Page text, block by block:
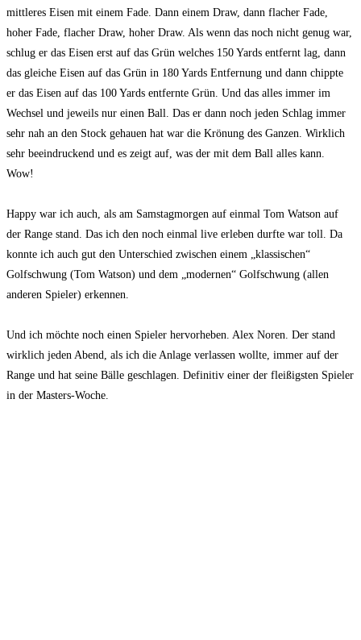
mittleres Eisen mit einem Fade. Dann einem Draw, dann flacher Fade,
hoher Fade, flacher Draw, hoher Draw. Als wenn das noch nicht genug war,
schlug er das Eisen erst auf das Grün welches 150 Yards entfernt lag, dann
das gleiche Eisen auf das Grün in 180 Yards Entfernung und dann chippte
er das Eisen auf das 100 Yards entfernte Grün. Und das alles immer im
Wechsel und jeweils nur einen Ball. Das er dann noch jeden Schlag immer
sehr nah an den Stock gehauen hat war die Krönung des Ganzen. Wirklich
sehr beeindruckend und es zeigt auf, was der mit dem Ball alles kann.
Wow!
Happy war ich auch, als am Samstagmorgen auf einmal Tom Watson auf
der Range stand. Das ich den noch einmal live erleben durfte war toll. Da
konnte ich auch gut den Unterschied zwischen einem „klassischen“
Golfschwung (Tom Watson) und dem „modernen“ Golfschwung (allen
anderen Spieler) erkennen.
Und ich möchte noch einen Spieler hervorheben. Alex Noren. Der stand
wirklich jeden Abend, als ich die Anlage verlassen wollte, immer auf der
Range und hat seine Bälle geschlagen. Definitiv einer der fleißigsten Spieler
in der Masters-Woche.